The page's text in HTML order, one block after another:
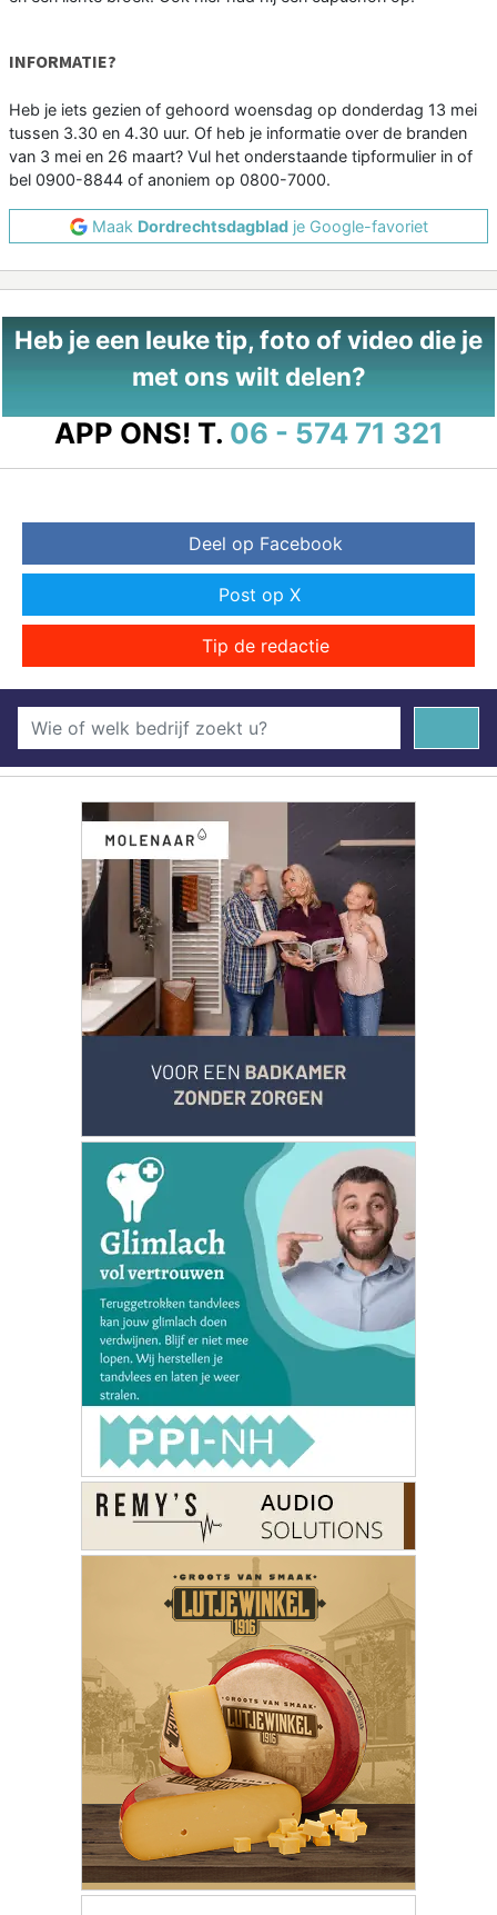
INFORMATIE?
Heb je iets gezien of gehoord woensdag op donderdag 13 mei
tussen 3.30 en 4.30 uur. Of heb je informatie over de branden
van 3 mei en 26 maart? Vul het onderstaande tipformulier in of
bel 0900-8844 of anoniem op 0800-7000.
Maak Dordrechtsdagbladje Google-favoriet
Heb je een leuke tip, foto of video die je
met ons wilt delen?
APP ONS! T. 06 - 574 71 321
Deel op Facebook
Post op X
Tip de redactie